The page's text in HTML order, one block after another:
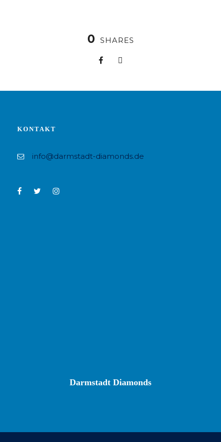
0 SHARES
KONTAKT
info@darmstadt-diamonds.de
Darmstadt Diamonds